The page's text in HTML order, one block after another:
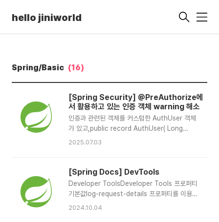
hello jiniworld
메
Spring/Basic (16)
[Spring Security] @PreAuthorize에
서 활용하고 있는 인증 객체 warning 해소
인증과 관련된 객체를 커스텀한 AuthUser 객체
가 있고,public record AuthUser( Long
userId, String name, Long userGroupId,
user.getUserId(), user.getName(),
user.getRoleGroup() == null ? null :
user.getRoleGroup().getRoleGroupId(),
user.getUserType() user.getUsername()); }
public boolean ..
2025.07.03
[Spring Docs] DevTools
Developer ToolsDeveloper Tools 프로퍼티
기본값log-request-details 프로퍼티를 이용한
헤더 로깅Hot swapping정적 리소스 리로드컨
2024.10.04